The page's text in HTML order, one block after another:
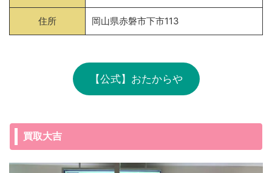
住所 岡山県赤磐市下市113
【公式】おたからや
買取大吉